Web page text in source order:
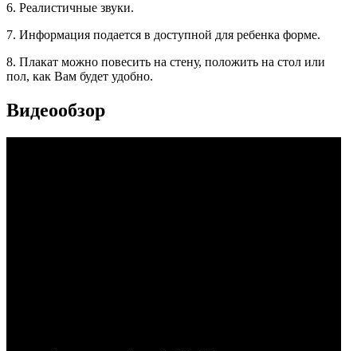
6. Реалистичные звуки.
7. Информация подается в доступной для ребенка форме.
8. Плакат можно повесить на стену, положить на стол или
пол, как Вам будет удобно.
Видеообзор